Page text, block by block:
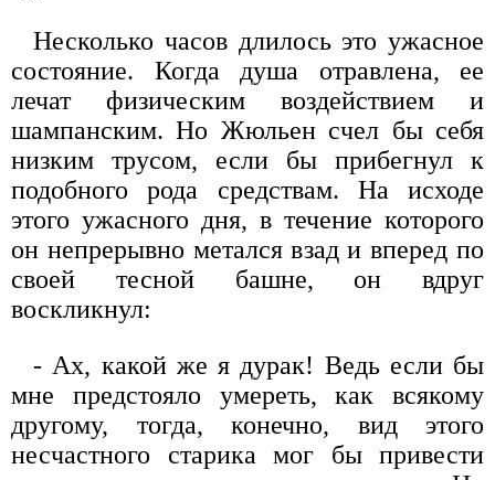
Несколько часов длилось это ужасное
состояние. Когда душа отравлена, ее
лечат физическим воздействием и
шампанским. Но Жюльен счел бы себя
низким трусом, если бы прибегнул к
подобного рода средствам. На исходе
этого ужасного дня, в течение которого
он непрерывно метался взад и вперед по
своей тесной башне, он вдруг
воскликнул:
- Ах, какой же я дурак! Ведь если бы
мне предстояло умереть, как всякому
другому, тогда, конечно, вид этого
несчастного старика мог бы привести